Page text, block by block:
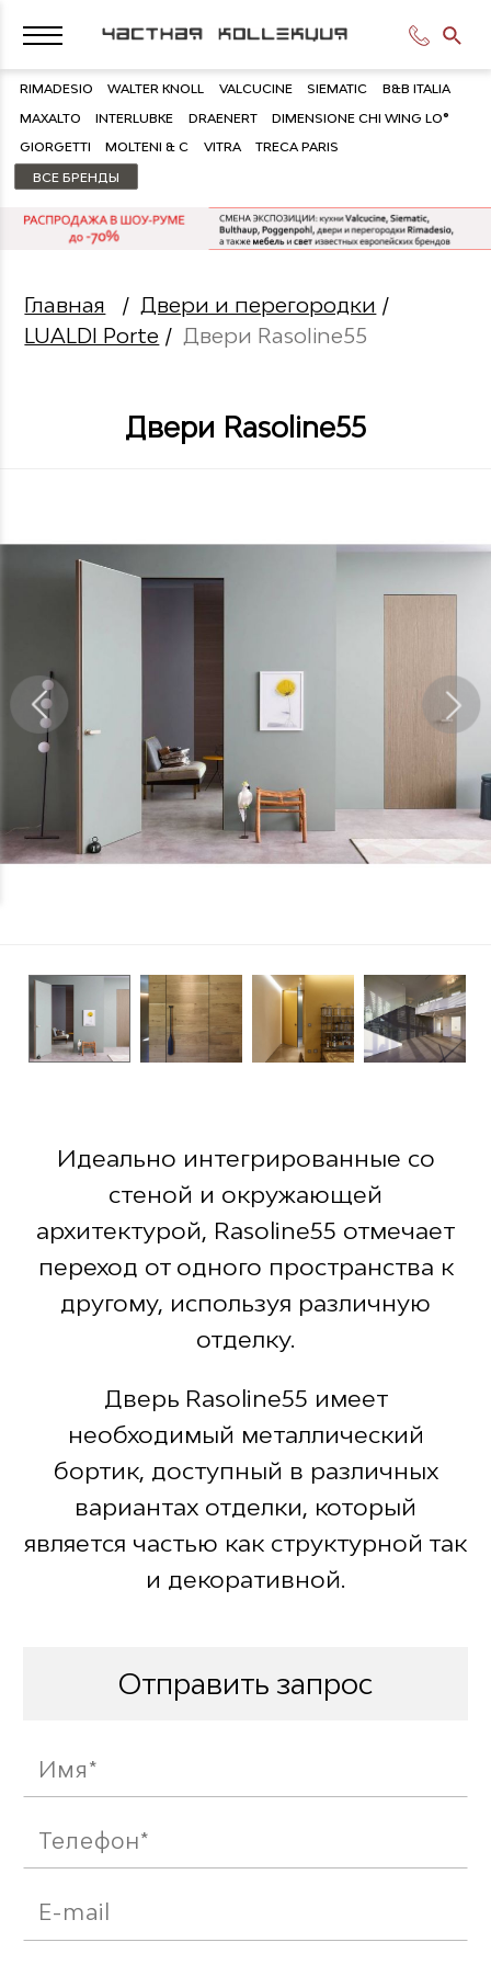
RIMADESIO WALTER KNOLL VALCUCINE SIEMATIC B&B ITALIA
MAXALTO INTERLUBKE DRAENERT DIMENSIONE CHI WING LO®
GIORGETTI MOLTENI & C VITRA TRECA PARIS
ВСЕ БРЕНДЫ
Главная / Двери и перегородки /
LUALDI Porte / Двери Rasoline55
Двери Rasoline55
Идеально интегрированные со
стеной и окружающей
архитектурой, Rasoline55 отмечает
переход от одного пространства к
другому, используя различную
отделку.
Дверь Rasoline55 имеет
необходимый металлический
бортик, доступный в различных
вариантах отделки, который
является частью как структурной так
и декоративной.
Отправить запрос